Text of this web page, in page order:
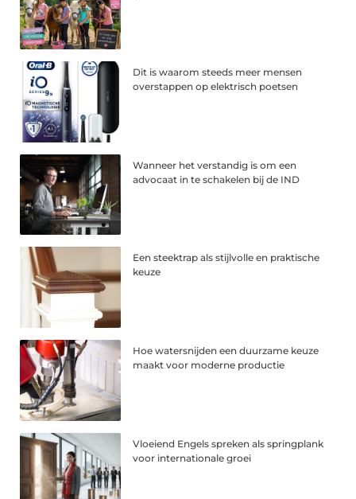
Dit is waarom steeds meer mensen
overstappen op elektrisch poetsen
Wanneer het verstandig is om een
advocaat in te schakelen bij de IND
Een steektrap als stijlvolle en praktische
keuze
Hoe watersnijden een duurzame keuze
maakt voor moderne productie
Vloeiend Engels spreken als springplank
voor internationale groei